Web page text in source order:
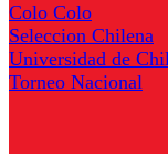
Colo Colo
Seleccion Chilena
Universidad de
Torneo Nacional